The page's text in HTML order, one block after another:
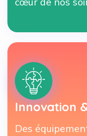
Innovation
Des